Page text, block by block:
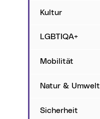
Kultur
LGBTIQA+
Mobilität
Natur & Umwelt
Sicherheit